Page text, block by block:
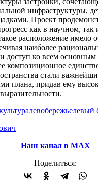
инфраструктуры,
Проект
как в научном, так
расположение имело
наиболее
доступ ко всем основным
композиционное
стали
плана, придав ему
левобережьелевый
Наш канал в МАХ
Поделиться: